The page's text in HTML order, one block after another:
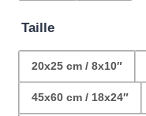
Taille
20x25 cm / 8x10″
45x60 cm / 18x24″